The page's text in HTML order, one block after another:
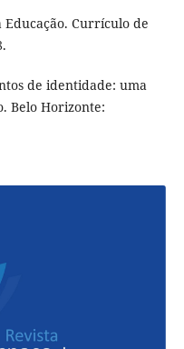
Educação. Currículo de
de identidade: uma
Belo Horizonte: